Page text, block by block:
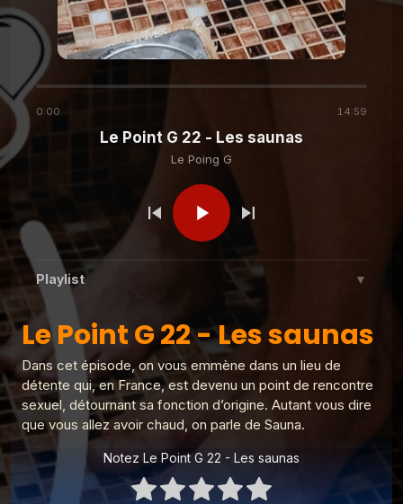
Le Poing G Le Point G! 2 L’autoscopophilie
Le Point G! 2 L'ergophilie
Le Poing G Le Point G! L'alliumphilie
Le Poing G
Le Point G! 2 Fantasmer c'est tromper
Le Poing G Le Point G! 2 Parler de ses fantasmes
0:00 14:59
Le Point G 22 - Les saunas
Le Poing G
Playlist ▼
Le Poing G
2
Le Point G! 2 Un homme, deux femmes
Le Poing G
3
Le Point G! 2 Fantasme homos
Le Poing G
4
Le point G! 2 Plaisirs multiples
Le Poing G
Le Point G 22 - Les saunas
Dans cet épisode, on vous emmène dans un lieu de
détente qui, en France, est devenu un point de rencontre
sexuel, détournant sa fonction d’origine. Autant vous dire
que vous allez avoir chaud, on parle de Sauna.
Notez Le Point G 22 - Les saunas